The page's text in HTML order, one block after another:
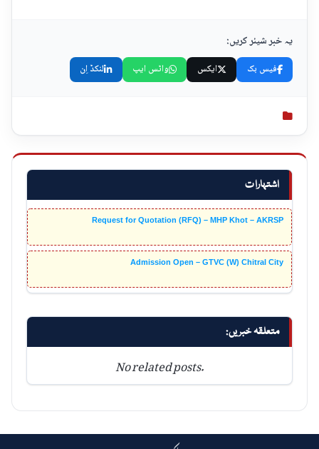
اشتہارات
Request for Quotation (RFQ) – MHP Khot – AKRSP
Admission Open – GTVC (W) Chitral City
متعلقہ خبریں:
No related posts.
یہ خبر شیئر کریں:
فیس بک ایکس واٹس ایپ لنکڈ اِن